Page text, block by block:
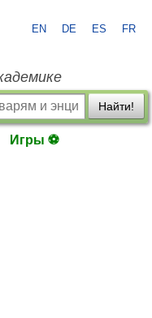
EN DE ES FR
Найти!
Игры ⚽